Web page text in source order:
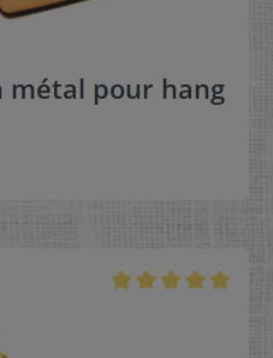
métal pour hang